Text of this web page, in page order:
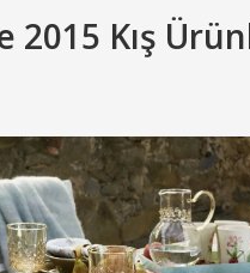
2015 Kış